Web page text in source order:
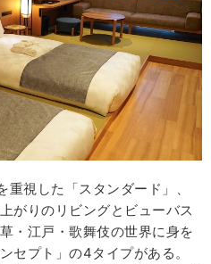
視した「スタンダード」、
がりのリビングとビューバス
・江戸・歌舞伎の世界に身を
セプト」の4タイプがある。